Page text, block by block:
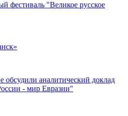
фестиваль "Великое русское
обсудили аналитический доклад
- мир Евразии"